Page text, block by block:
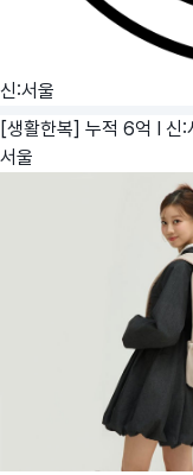
신:서울
[생활한복] 누적 6억 I 신:
서울